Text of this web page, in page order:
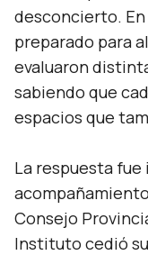
desconcierto.
preparado para
evaluaron
sabiendo que
espacios que
La respuesta
Consejo
Instituto cedió